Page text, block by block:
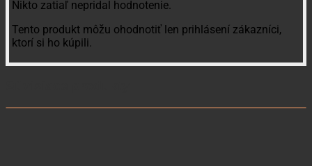
Nikto zatiaľ nepridal hodnotenie.
Tento produkt môžu ohodnotiť len prihlásení zákazníci,
ktorí si ho kúpili.